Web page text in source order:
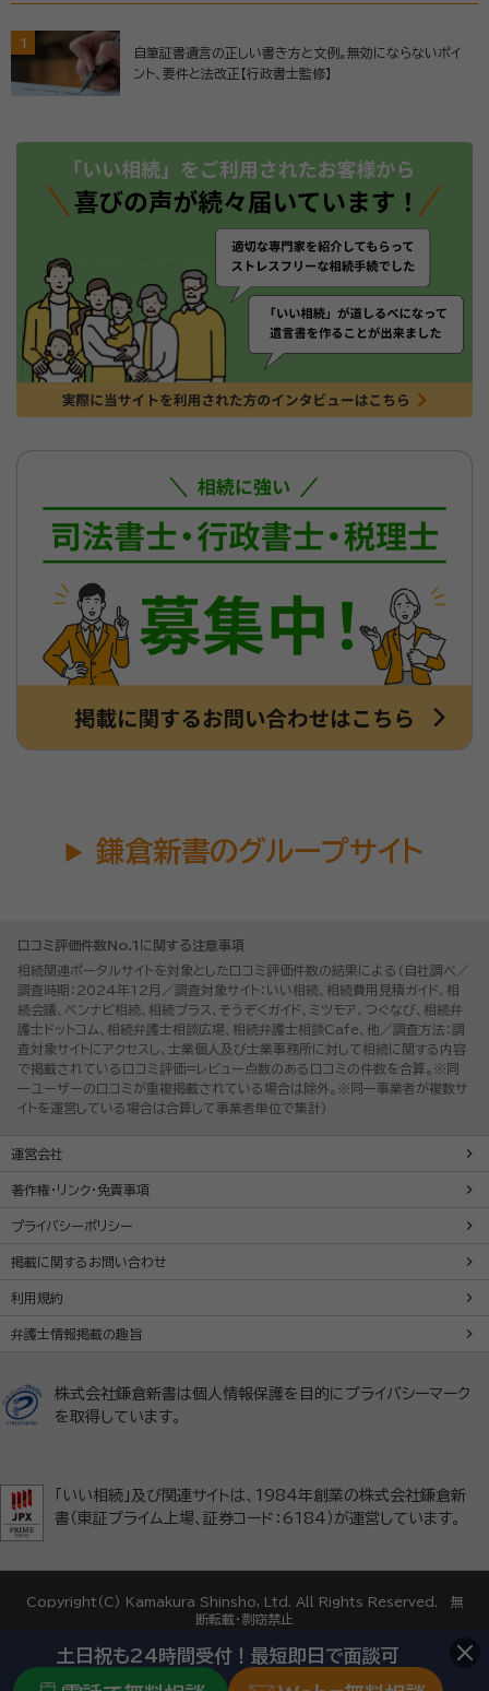
1
自筆証書遺言の正しい書き方と文例。無効にならないポイ
ント、要件と法改正【行政書士監修】
鎌倉新書のグループサイト
口コミ評価件数No.1に関する注意事項
相続関連ポータルサイトを対象とした口コミ評価件数の結果による（自社調べ／
調査時期：2024年12月／調査対象サイト：いい相続、相続費用見積ガイド、相
続会議、ベンナビ相続、相続プラス、そうぞくガイド、ミツモア、つぐなび、相続弁
護士ドットコム、相続弁護士相談広場、相続弁護士相談Cafe、他／調査方法：調
査対象サイトにアクセスし、士業個人及び士業事務所に対して相続に関する内容
で掲載されている口コミ評価=レビュー点数のある口コミの件数を合算。※同
一ユーザーの口コミが重複掲載されている場合は除外。※同一事業者が複数サ
イトを運営している場合は合算して事業者単位で集計）
運営会社
著作権・リンク・免責事項
プライバシーポリシー
掲載に関するお問い合わせ
利用規約
弁護士情報掲載の趣旨
株式会社鎌倉新書は個人情報保護を目的にプライバシーマーク
を取得しています。
「いい相続」及び関連サイトは、1984年創業の株式会社鎌倉新
書（東証プライム上場、証券コード：6184）が運営しています。
Copyright(C) Kamakura Shinsho, Ltd. All Rights Reserved. 無
断転載・剽窃禁止
土日祝も24時間受付！最短即日で面談可